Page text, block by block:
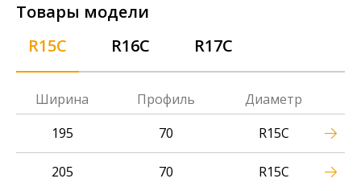
Товары модели
R15C
R16C R17C
Ширина Профиль
Диаметр
195
70 R15C
205 70 R15C